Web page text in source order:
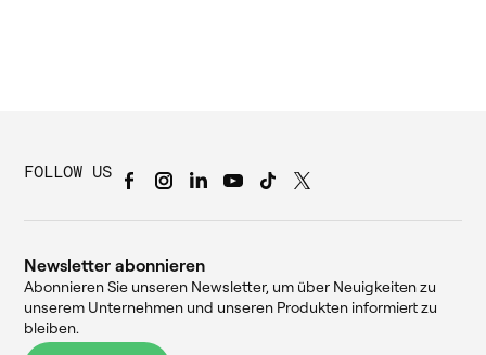
FOLLOW US
Newsletter abonnieren
Abonnieren Sie unseren Newsletter, um über Neuigkeiten zu
unserem Unternehmen und unseren Produkten informiert zu
bleiben.